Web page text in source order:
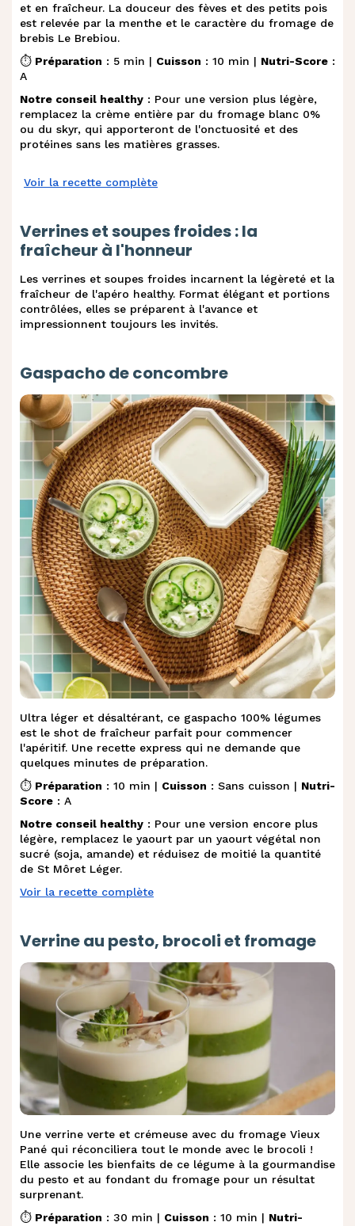
et en fraîcheur. La douceur des fèves et des petits pois
est relevée par la menthe et le caractère du fromage de
brebis Le Brebiou.
⏱️ Préparation : 5 min | Cuisson : 10 min | Nutri-Score :
A
Notre conseil healthy : Pour une version plus légère,
remplacez la crème entière par du fromage blanc 0%
ou du skyr, qui apporteront de l'onctuosité et des
protéines sans les matières grasses.
Voir la recette complète
Verrines et soupes froides : la
fraîcheur à l'honneur
Les verrines et soupes froides incarnent la légèreté et la
fraîcheur de l'apéro healthy. Format élégant et portions
contrôlées, elles se préparent à l'avance et
impressionnent toujours les invités.
Gaspacho de concombre
Ultra léger et désaltérant, ce gaspacho 100% légumes
est le shot de fraîcheur parfait pour commencer
l'apéritif. Une recette express qui ne demande que
quelques minutes de préparation.
⏱️ Préparation : 10 min | Cuisson : Sans cuisson | Nutri-
Score : A
Notre conseil healthy : Pour une version encore plus
légère, remplacez le yaourt par un yaourt végétal non
sucré (soja, amande) et réduisez de moitié la quantité
de St Môret Léger.
Voir la recette complète
Verrine au pesto, brocoli et fromage
Une verrine verte et crémeuse avec du fromage Vieux
Pané qui réconciliera tout le monde avec le brocoli !
Elle associe les bienfaits de ce légume à la gourmandise
du pesto et au fondant du fromage pour un résultat
surprenant.
⏱️ Préparation : 30 min | Cuisson : 10 min | Nutri-